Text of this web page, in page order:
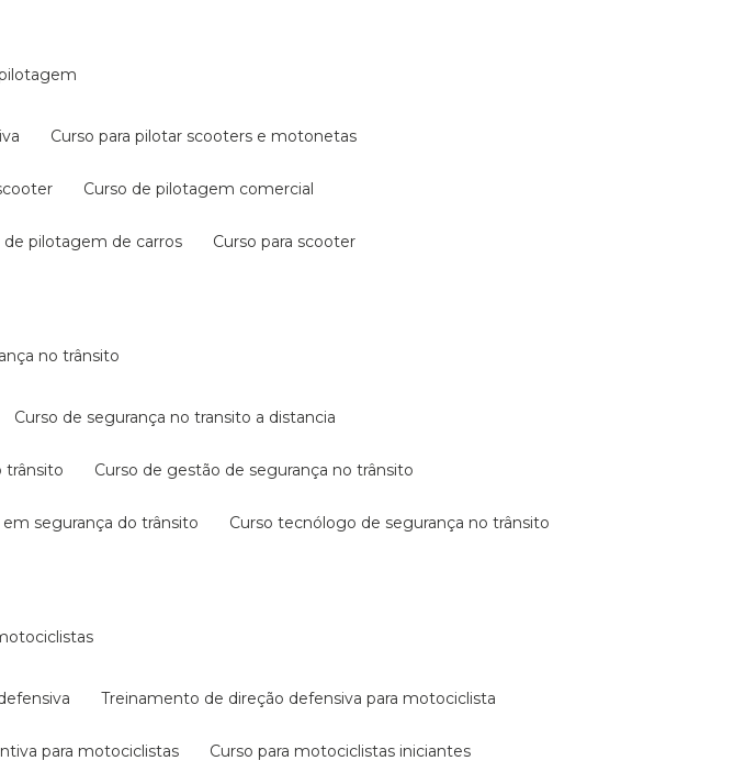
curso para pilotar scooters e motonetas
curso de pilotagem comercial
de pilotagem de carros curso para scooter
no trânsito
curso de segurança no transito a distancia
trânsito curso de gestão de segurança no trânsito
em segurança do trânsito curso tecnólogo de segurança no trânsito
treinamento de direção defensiva para motociclista
para motociclistas curso para motociclistas iniciantes